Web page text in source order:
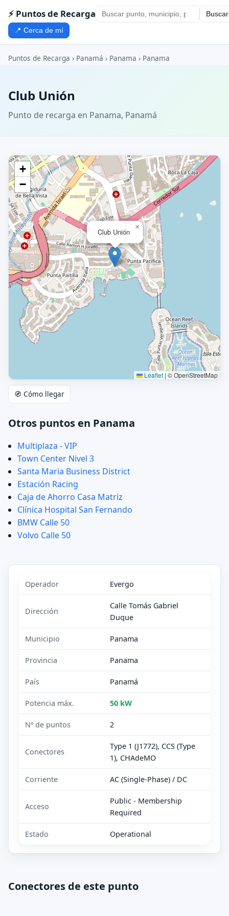
⚡ Puntos de Recarga Buscar
📍 Cerca de mí
Puntos de Recarga › Panamá › Panama › Panama
Club Unión
Punto de recarga en Panama, Panamá
Club Unión
×
+
−
Leaflet | © OpenStreetMap
🧭 Cómo llegar
Otros puntos en Panama
Multiplaza - VIP
Town Center Nivel 3
Santa Maria Business District
Estación Racing
Caja de Ahorro Casa Matriz
Clínica Hospital San Fernando
BMW Calle 50
Volvo Calle 50
Operador Evergo
Dirección
Calle Tomás Gabriel
Duque
Municipio Panama
Provincia Panama
País Panamá
Potencia máx. 50 kW
Nº de puntos 2
Conectores
Type 1 (J1772), CCS (Type
1), CHAdeMO
Corriente AC (Single-Phase) / DC
Acceso
Public - Membership
Required
Estado Operational
Conectores de este punto